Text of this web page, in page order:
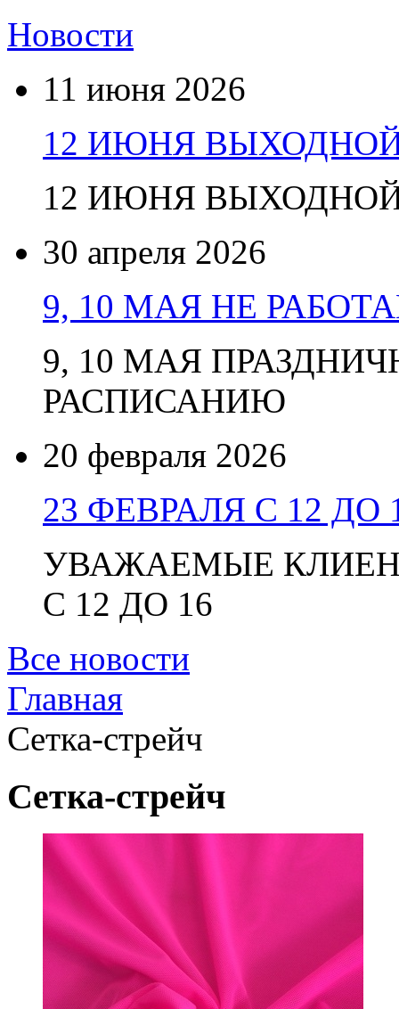
Новости
11 июня 2026
12 ИЮНЯ
12 ИЮНЯ
30 апреля 2026
9, 10 МАЯ НЕ
9, 10 МАЯ
РАСПИСАНИЮ
20 февраля 2026
23 ФЕВРАЛЯ С 12 ДО
УВАЖАЕМЫЕ
С 12 ДО 16
Все новости
Главная
Сетка-стрейч
Сетка-стрейч